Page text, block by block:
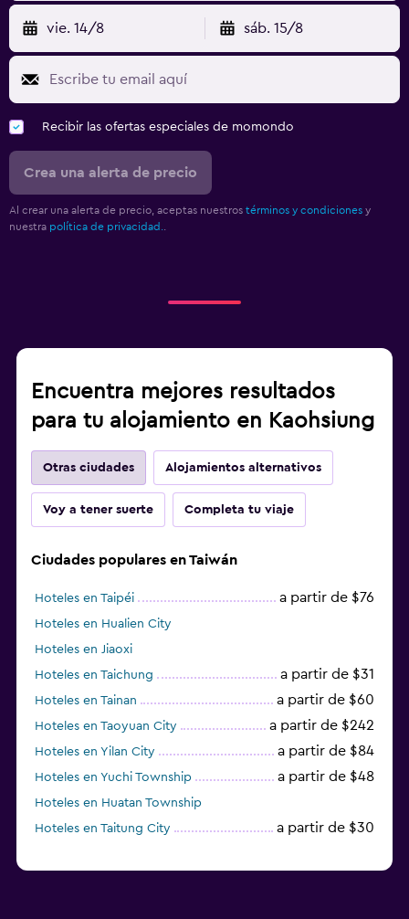
vie. 14/8 sáb. 15/8
Recibir las ofertas especiales de momondo
Crea una alerta de precio
Al crear una alerta de precio, aceptas nuestros términos y condiciones y
nuestra política de privacidad.
Encuentra mejores resultados
para tu alojamiento en Kaohsiung
Otras ciudades Alojamientos alternativos
Voy a tener suerte Completa tu viaje
Ciudades populares en Taiwán
Hoteles en Taipéi a partir de $76
Hoteles en Hualien City
Hoteles en Jiaoxi
Hoteles en Taichung
a partir de $31
Hoteles en Tainan a partir de $60
Hoteles en Taoyuan City a partir de $242
Hoteles en Yilan City a partir de $84
Hoteles en Yuchi Township a partir de $48
Hoteles en Huatan Township
Hoteles en Taitung City
a partir de $30